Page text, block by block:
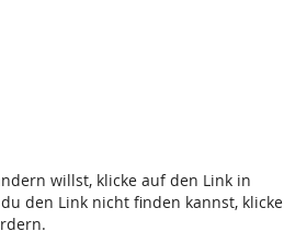
willst, klicke auf den Link in
den Link nicht finden kannst, klicke